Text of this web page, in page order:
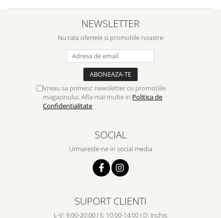
NEWSLETTER
Nu rata ofertele si promotiile noastre
Vreau sa primesc newsletter cu promotiile
magazinului. Afla mai multe in Politica de
Confidentialitate
SOCIAL
Urmareste-ne in social media
SUPORT CLIENTI
L-V: 9:00-20:00 I S: 10:00-14:00 I D: Inchis